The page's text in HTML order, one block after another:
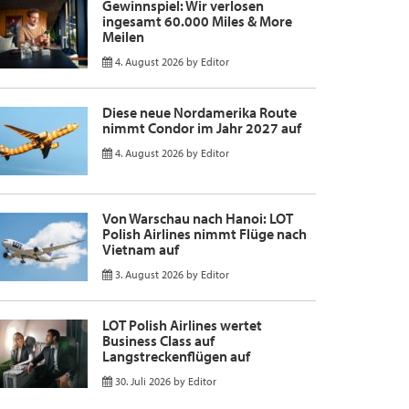
Gewinnspiel: Wir verlosen
ingesamt 60.000 Miles & More
Meilen
4. August 2026 by Editor
Diese neue Nordamerika Route
nimmt Condor im Jahr 2027 auf
4. August 2026 by Editor
Von Warschau nach Hanoi: LOT
Polish Airlines nimmt Flüge nach
Vietnam auf
3. August 2026 by Editor
LOT Polish Airlines wertet
Business Class auf
Langstreckenflügen auf
30. Juli 2026 by Editor